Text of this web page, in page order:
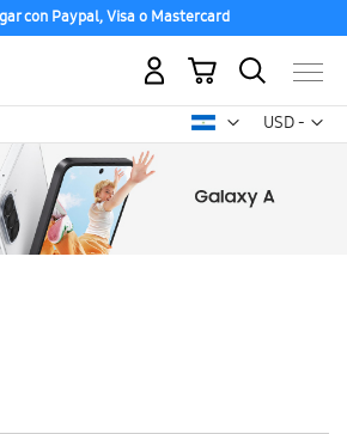
con Paypal, Visa o Mastercard
USD -
dólar
Mi carrito